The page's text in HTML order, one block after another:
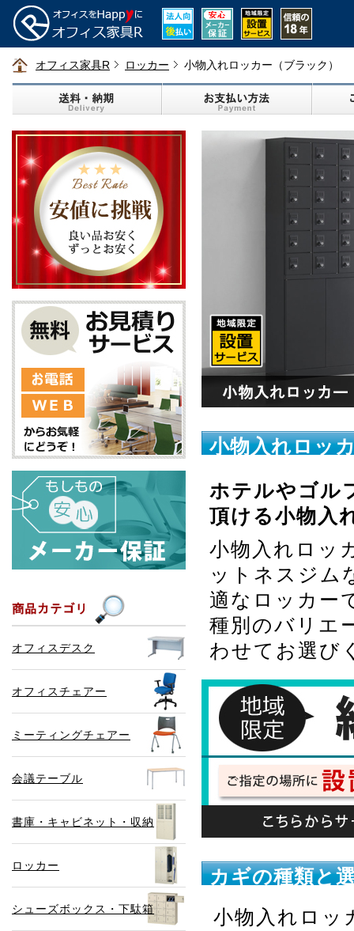
オフィス家具R ロッカー 小物入れロッカー（ブラック）
小物入れロッ
ホテルやゴル
頂ける小物入
小物入れロッ
ットネスジム
適なロッカー
種別のバリエ
わせてお選び
カギの種類と
小物入れロッ
オフィスデスク
オフィスチェアー
ミーティングチェアー
会議テーブル
書庫・キャビネット・収納
ロッカー
シューズボックス・下駄箱